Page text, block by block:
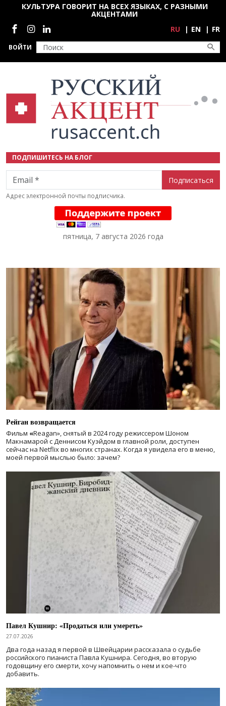
Перейти к основному содержанию
ВОЙТИ
КУЛЬТУРА ГОВОРИТ НА ВСЕХ ЯЗЫКАХ, С РАЗНЫМИ
АКЦЕНТАМИ
Социальные сети
RU EN FR
ПОДПИШИТЕСЬ НА БЛОГ
Email
Адрес электронной почты подписчика.
пятница, 7 августа 2026 года
Рейган возвращается
Фильм «Reagan», снятый в 2024 годурежиссером Шоном
Макнамарой с Деннисом Куэйдом в главной роли, доступен
сейчас на Netflix во многих странах. Когда я увидела его в меню,
моей первой мыслью было: зачем?
Павел Кушнир: «Продаться или умереть»
27.07.2026
Два года назад я первой в Швейцарии рассказала о судьбе
российского пианиста Павла Кушнира. Сегодня, во вторую
годовщину его смерти, хочу напомнить о нем и кое-что
добавить.